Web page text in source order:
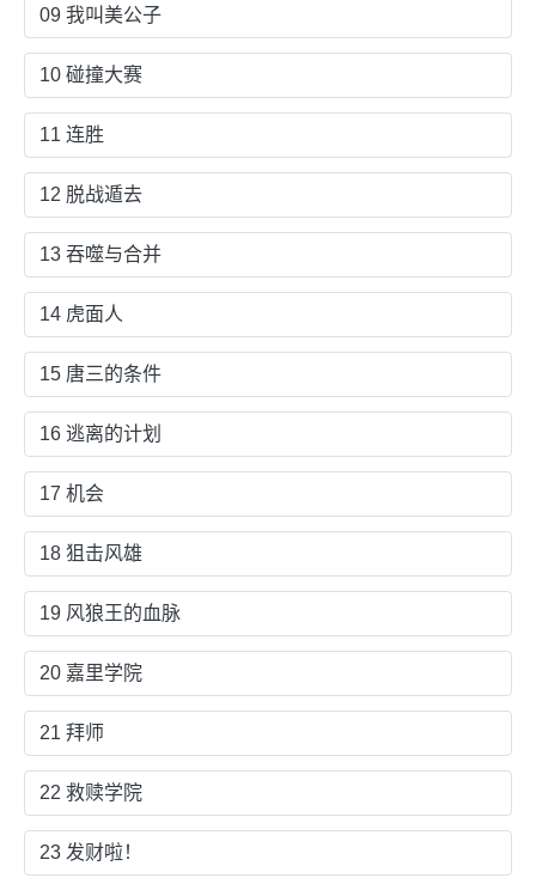
09 我叫美公子
10 碰撞大赛
11 连胜
12 脱战遁去
13 吞噬与合并
14 虎面人
15 唐三的条件
16 逃离的计划
17 机会
18 狙击风雄
19 风狼王的血脉
20 嘉里学院
21 拜师
22 救赎学院
23 发财啦！